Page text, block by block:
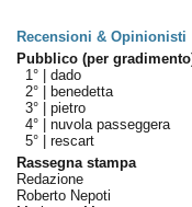
Recensioni & Opinionisti
Pubblico (per
1° | dado
2° |
benedetta
3° | pietro
4° | nuvola passeggera
5° | rescart
Rassegna stampa
Redazione
Roberto Nepoti